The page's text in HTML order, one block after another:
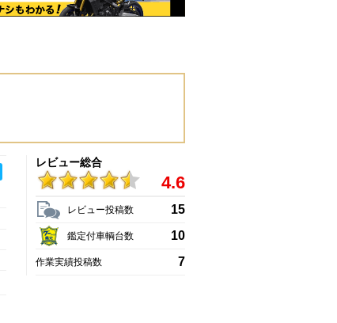
レビュー総合
4.6
レビュー投稿数 15
鑑定付車輌台数 10
作業実績投稿数 7